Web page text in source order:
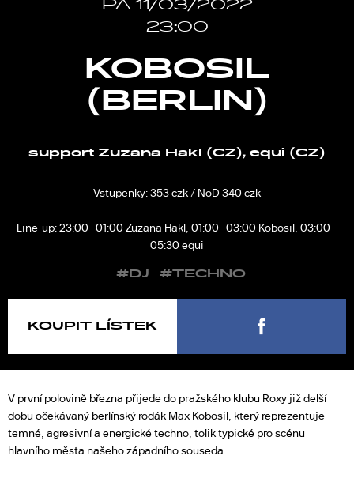
PÁ 11/03/2022
23:00
KOBOSIL
(BERLIN)
support Zuzana Hakl (CZ), equi (CZ)
Vstupenky: 353 czk / NoD 340 czk
Line-up: 23:00–01:00 Zuzana Hakl, 01:00–03:00 Kobosil, 03:00–
05:30 equi
#DJ #TECHNO
KOUPIT LÍSTEK
V první polovině března přijede do pražského klubu Roxy již delší
dobu očekávaný berlínský rodák Max Kobosil, který reprezentuje
temné, agresivní a energické techno, tolik typické pro scénu
hlavního města našeho západního souseda.